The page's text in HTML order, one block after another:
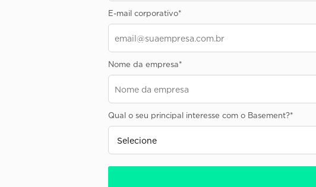
E-mail corporativo*
Nome da empresa*
Qual o seu principal interesse com o Basement?*